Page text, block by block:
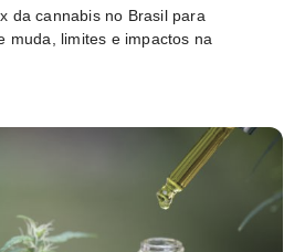
da cannabis no Brasil para
muda, limites e impactos na